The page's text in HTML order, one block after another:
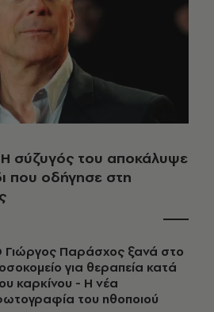
Η σύζυγός του αποκάλυψε
που οδήγησε στη
Γιώργος Παράσχος ξανά στο
για θεραπεία κατά
καρκίνου - Η νέα
του ηθοποιού